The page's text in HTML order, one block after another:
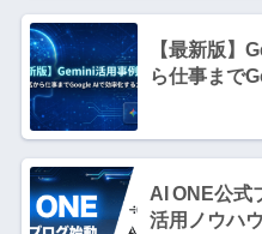
【最新版】
ら仕事まで
AI ONE公式
活用ノウハ